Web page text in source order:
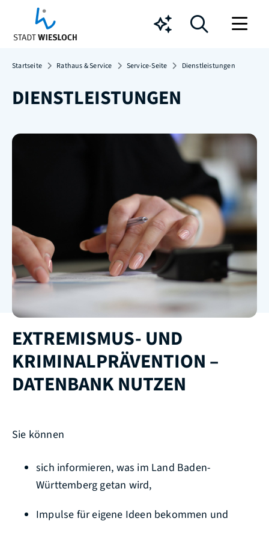
Chatbot
Startseite Rathaus & Service Service-Seite Dienstleistungen
DIENSTLEISTUNGEN
EXTREMISMUS- UND
KRIMINALPRÄVENTION –
DATENBANK NUTZEN
Sie können
sich informieren, was im Land Baden-
Württemberg getan wird,
Impulse für eigene Ideen bekommen und